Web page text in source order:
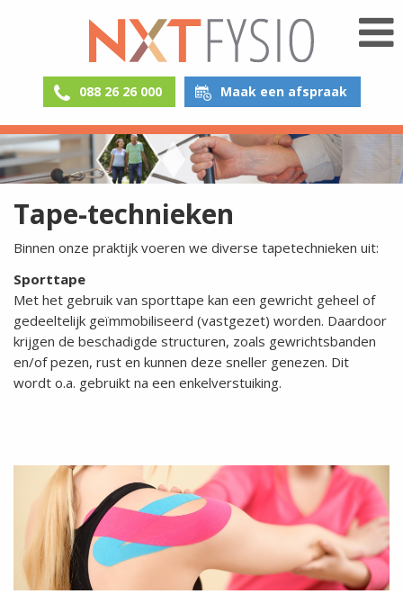
088 26 26 000 Maak een afspraak
Tape-technieken
Binnen onze praktijk voeren we diverse tapetechnieken uit:
Sporttape
Met het gebruik van sporttape kan een gewricht geheel of
gedeeltelijk geïmmobiliseerd (vastgezet) worden. Daardoor
krijgen de beschadigde structuren, zoals gewrichtsbanden
en/of pezen, rust en kunnen deze sneller genezen. Dit
wordt o.a. gebruikt na een enkelverstuiking.